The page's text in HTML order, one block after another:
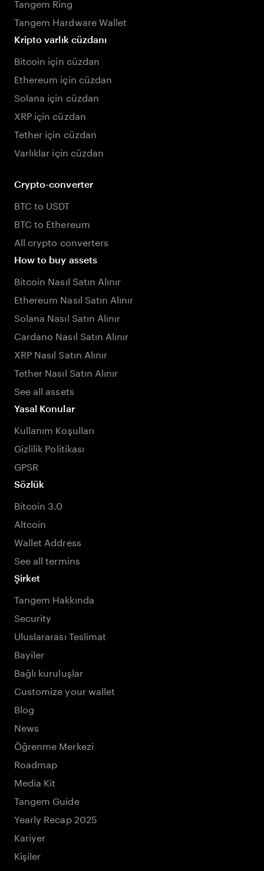
Tangem Hardware Wallet
Kripto varlık cüzdanı
Bitcoin için cüzdan
Ethereum için cüzdan
Solana için cüzdan
XRP için cüzdan
Tether için cüzdan
Varlıklar için cüzdan
Crypto-converter
BTC to USDT
BTC to Ethereum
All crypto converters
How to buy assets
Bitcoin Nasıl Satın Alınır
Ethereum Nasıl Satın Alınır
Solana Nasıl Satın Alınır
Cardano Nasıl Satın Alınır
XRP Nasıl Satın Alınır
Tether Nasıl Satın Alınır
See all assets
Yasal Konular
Kullanım Koşulları
Gizlilik Politikası
GPSR
Sözlük
Bitcoin 3.0
Altcoin
Wallet Address
See all termins
Şirket
Tangem Hakkında
Security
Uluslararası Teslimat
Bayiler
Bağlı kuruluşlar
Customize your wallet
Blog
News
Öğrenme Merkezi
Roadmap
Media Kit
Tangem Guide
Yearly Recap 2025
Kariyer
Kişiler